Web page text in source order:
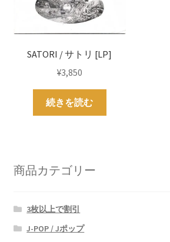
SATORI / サトリ [LP]
¥3,850
続きを読む
商品カテゴリー
3枚以上で割引
J-POP / Jポップ